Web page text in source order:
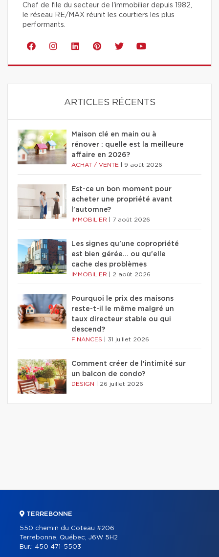
Chef de file du secteur de l'immobilier depuis 1982,
le réseau RE/MAX réunit les courtiers les plus
performants.
ARTICLES RÉCENTS
Maison clé en main ou à
rénover : quelle est la meilleure
affaire en 2026?
ACHAT / VENTE 9 août 2026
Est-ce un bon moment pour
acheter une propriété avant
l'automne?
IMMOBILIER 7 août 2026
Les signes qu'une copropriété
est bien gérée… ou qu'elle
cache des problèmes
IMMOBILIER 2 août 2026
Pourquoi le prix des maisons
reste-t-il le même malgré un
taux directeur stable ou qui
descend?
FINANCES 31 juillet 2026
Comment créer de l'intimité sur
un balcon de condo?
DESIGN 26 juillet 2026
TERREBONNE
550 chemin du Coteau #206
Terrebonne, Québec, J6W 5H2
Bur.: 450 471-5503